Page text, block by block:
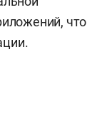
что